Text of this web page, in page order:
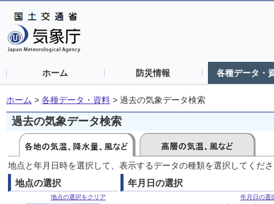
ホーム 防災情報 各種データ・
ホーム > 各種データ・資料 > 過去の気象データ検索
過去の気象データ検索
地点と年月日時を選択して、表示するデータの種類を選択してくだ
地点の選択
地点の選択をクリア
年月日の選択
年月日の選